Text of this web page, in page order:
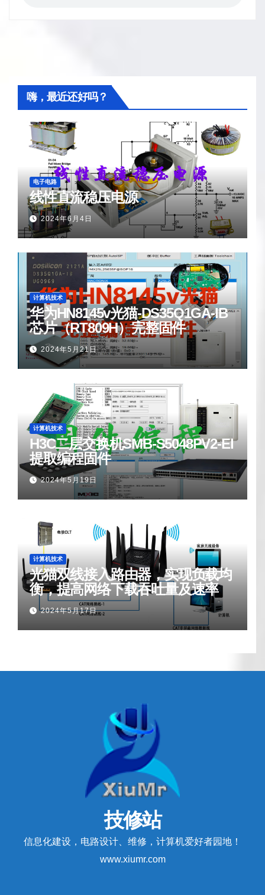
嗨，最近还好吗？
电子电路
线性直流稳压电源
2024年6月4日
计算机技术
华为HN8145v光猫-DS35Q1GA-IB
芯片（RT809H）完整固件
2024年5月21日
计算机技术
H3C二层交换机SMB-S5048PV2-EI
提取编程固件
2024年5月19日
计算机技术
光猫双线接入路由器，实现负载均
衡，提高网络下载吞吐量及速率
2024年5月17日
技修站
信息化建设，电路设计、维修，计算机爱好者园地！
www.xiumr.com